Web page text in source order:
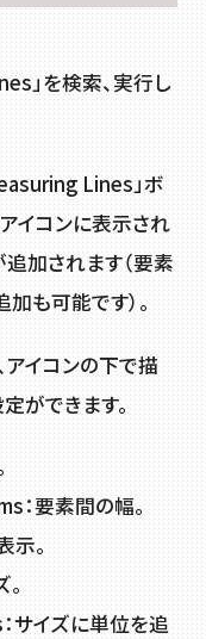
」を検索、実行し
Lines」ボ
アイコンに表示され
加されます（要素
も可能です）。
アイコンの下で描
ができます。
要素間の幅。
示。
サイズに単位を追